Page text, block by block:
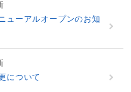
ューアルオープンのお知
について